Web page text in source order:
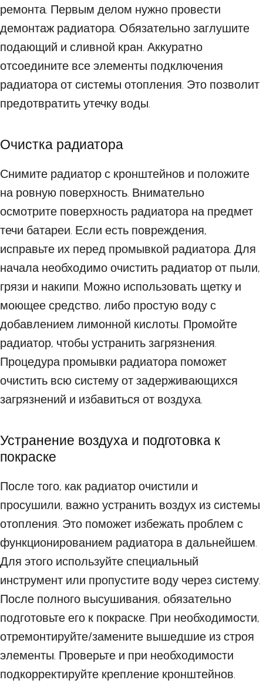
ремонта. Первым делом нужно провести
демонтаж радиатора. Обязательно заглушите
подающий и сливной кран. Аккуратно
отсоедините все элементы подключения
радиатора от системы отопления. Это позволит
предотвратить утечку воды.
Очистка радиатора
Снимите радиатор с кронштейнов и положите
на ровную поверхность. Внимательно
осмотрите поверхность радиатора на предмет
течи батареи. Если есть повреждения,
исправьте их перед промывкой радиатора. Для
начала необходимо очистить радиатор от пыли,
грязи и накипи. Можно использовать щетку и
моющее средство, либо простую воду с
добавлением лимонной кислоты. Промойте
радиатор, чтобы устранить загрязнения.
Процедура промывки радиатора поможет
очистить всю систему от задерживающихся
загрязнений и избавиться от воздуха.
Устранение воздуха и подготовка к
покраске
После того, как радиатор очистили и
просушили, важно устранить воздух из системы
отопления. Это поможет избежать проблем с
функционированием радиатора в дальнейшем.
Для этого используйте специальный
инструмент или пропустите воду через систему.
После полного высушивания, обязательно
подготовьте его к покраске. При необходимости,
отремонтируйте/замените вышедшие из строя
элементы. Проверьте и при необходимости
подкорректируйте крепление кронштейнов.